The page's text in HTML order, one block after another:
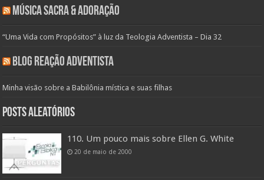
Música Sacra & Adoração
“Uma Vida com Propósitos” à luz da Teologia Adventista – Dia 32
Blog Reação Adventista
Minha visão sobre a Babilônia mística e suas filhas
Posts aleatórios
110. Um pouco mais sobre Ellen G. White
20 de maio de 2000